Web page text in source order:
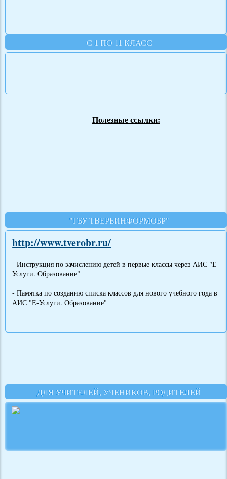
С 1 ПО 11 КЛАСС
Полезные ссылки:
"ГБУ ТВЕРЬИНФОРМОБР"
http://www.tverobr.ru/
- Инструкция по зачислению детей в первые классы через АИС "Е-
Услуги. Образование"
- Памятка по созданию списка классов для нового учебного года в
АИС "Е-Услуги. Образование"
ДЛЯ УЧИТЕЛЕЙ, УЧЕНИКОВ, РОДИТЕЛЕЙ